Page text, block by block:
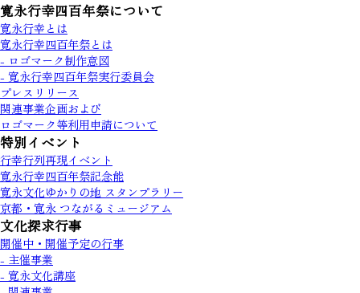
寛永行幸四百年祭について
寛永行幸とは
寛永行幸四百年祭とは
- ロゴマーク制作意図
- 寛永行幸四百年祭実行委員会
プレスリリース
関連事業企画および
ロゴマーク等利用申請について
特別イベント
行幸行列再現イベント
寛永行幸四百年祭記念能
寛永文化ゆかりの地 スタンプラリー
京都・寛永 つながるミュージアム
文化探求行事
開催中・開催予定の行事
- 主催事業
- 寛永文化講座